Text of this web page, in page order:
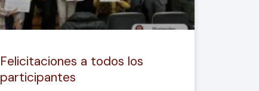
Felicitaciones a todos los
participantes